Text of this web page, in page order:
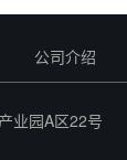
公司介绍
业园A区22号